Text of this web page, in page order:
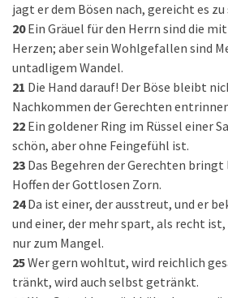
jagt er dem Bösen nach, gereicht es zu
20 Ein Gräuel für den Herrn sind die
Herzen; aber sein Wohlgefallen sind
untadligem Wandel.
21 Die Hand darauf! Der Böse bleibt
Nachkommen der Gerechten
22 Ein goldener Ring im Rüssel einer
schön, aber ohne Feingefühl ist.
23 Das Begehren der Gerechten bringt
Hoffen der Gottlosen Zorn.
24 Da ist einer, der ausstreut, und er
und einer, der mehr spart, als recht
nur zum Mangel.
25Wer gern wohltut, wird reichlich
tränkt, wird auch selbst getränkt.